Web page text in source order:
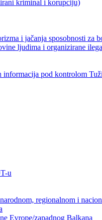
kriminal i korupciju)
i jačanja sposobnosti za
ljudima i organizirane
pod kontrolom
u
regionalnom i
Evrope/zapadnog Balkana